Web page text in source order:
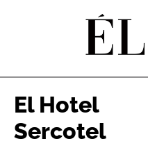
El Hotel
Sercotel